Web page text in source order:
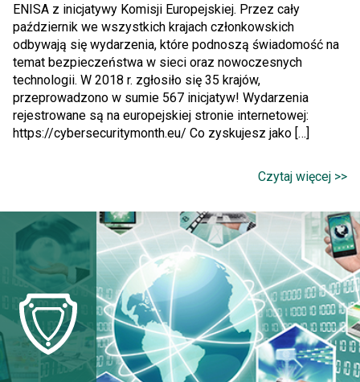
ENISA z inicjatywy Komisji Europejskiej. Przez cały
październik we wszystkich krajach członkowskich
odbywają się wydarzenia, które podnoszą świadomość na
temat bezpieczeństwa w sieci oraz nowoczesnych
technologii. W 2018 r. zgłosiło się 35 krajów,
przeprowadzono w sumie 567 inicjatyw! Wydarzenia
rejestrowane są na europejskiej stronie internetowej:
https://cybersecuritymonth.eu/ Co zyskujesz jako […]
Czytaj więcej >>